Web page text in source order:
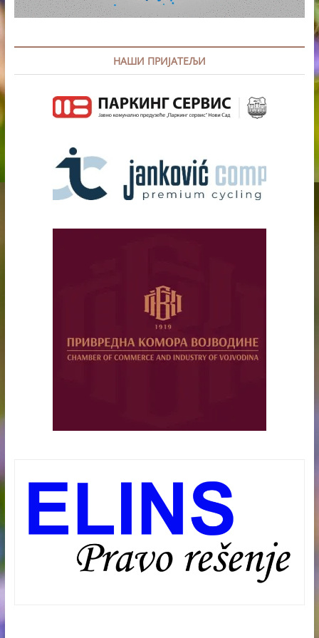
НАШИ ПРИЈАТЕЉИ